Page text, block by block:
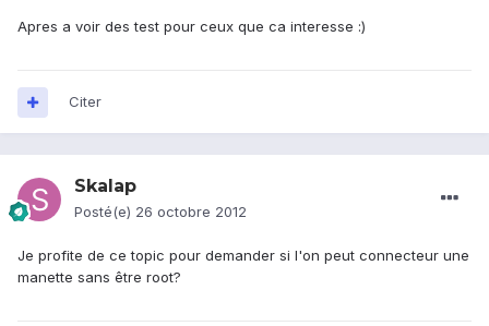
Apres a voir des test pour ceux que ca interesse :)
Citer
Skalap
Posté(e) 26 octobre 2012
Je profite de ce topic pour demander si l'on peut connecteur une
manette sans être root?